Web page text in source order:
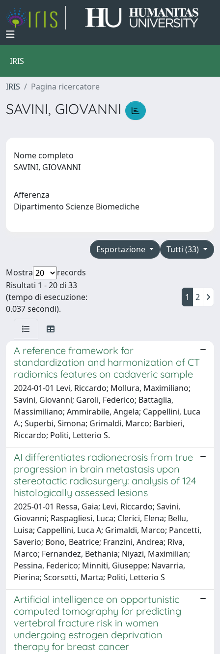
IRIS
IRIS Pagina ricercatore
SAVINI, GIOVANNI
Nome completo
SAVINI, GIOVANNI
Afferenza
Dipartimento Scienze Biomediche
Tutti (33)
Esportazione
Mostra
records
Risultati 1 - 20 di 33
(tempo di esecuzione:
0.037 secondi).
1 2
A reference framework for
standardization and harmonization of CT
radiomics features on cadaveric sample
2024-01-01 Levi, Riccardo; Mollura, Maximiliano;
Savini, Giovanni; Garoli, Federico; Battaglia,
Massimiliano; Ammirabile, Angela; Cappellini, Luca
A.; Superbi, Simona; Grimaldi, Marco; Barbieri,
Riccardo; Politi, Letterio S.
AI differentiates radionecrosis from true
progression in brain metastasis upon
stereotactic radiosurgery: analysis of 124
histologically assessed lesions
2025-01-01 Ressa, Gaia; Levi, Riccardo; Savini,
Giovanni; Raspagliesi, Luca; Clerici, Elena; Bellu,
Luisa; Cappellini, Luca A; Grimaldi, Marco; Pancetti,
Saverio; Bono, Beatrice; Franzini, Andrea; Riva,
Marco; Fernandez, Bethania; Niyazi, Maximilian;
Pessina, Federico; Minniti, Giuseppe; Navarria,
Pierina; Scorsetti, Marta; Politi, Letterio S
Artificial intelligence on opportunistic
computed tomography for predicting
vertebral fracture risk in women
undergoing estrogen deprivation
therapy for breast cancer